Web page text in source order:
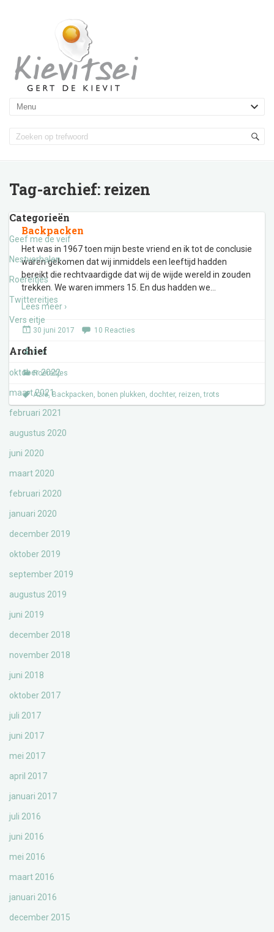
Tag-archief: reizen
Categorieën
Geef me de veif
Nestverhalen
Roereitjes
Twittereitjes
Vers eitje
Archief
oktober 2022
maart 2021
februari 2021
augustus 2020
juni 2020
maart 2020
februari 2020
januari 2020
december 2019
oktober 2019
september 2019
augustus 2019
juni 2019
december 2018
november 2018
juni 2018
oktober 2017
juli 2017
juni 2017
mei 2017
april 2017
januari 2017
juli 2016
juni 2016
mei 2016
maart 2016
januari 2016
december 2015
Backpacken
Het was in 1967 toen mijn beste vriend en ik tot de conclusie
waren gekomen dat wij inmiddels een leeftijd hadden
bereikt die rechtvaardigde dat wij de wijde wereld in zouden
trekken. We waren immers 15. En dus hadden we
Lees meer ›
30 juni 2017 10 Reacties
Gert
Roereitjes
Azië,Backpacken, bonen plukken, dochter, reizen,trots